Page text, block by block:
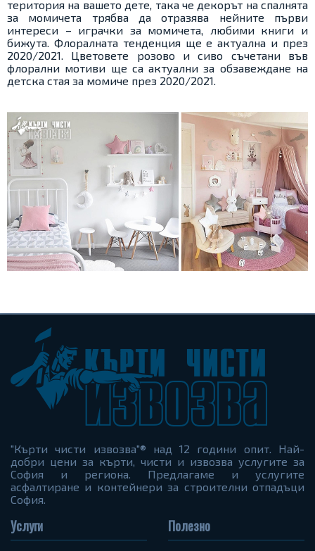
територия на вашето дете, така че декорът на спалнята
за момичета трябва да отразява нейните първи
интереси – играчки за момичета, любими книги и
бижута. Флоралната тенденция ще е актуална и през
2020/2021. Цветовете розово и сиво съчетани във
флорални мотиви ще са актуални за обзавеждане на
детска стая за момиче през 2020/2021.
"Кърти чисти извозва"® над 12 години опит. Най-
добри цени за кърти, чисти и извозва услугите за
София и региона. Предлагаме и услугите
асфалтиране и контейнери за строителни отпадъци
София.
Услуги Полезно